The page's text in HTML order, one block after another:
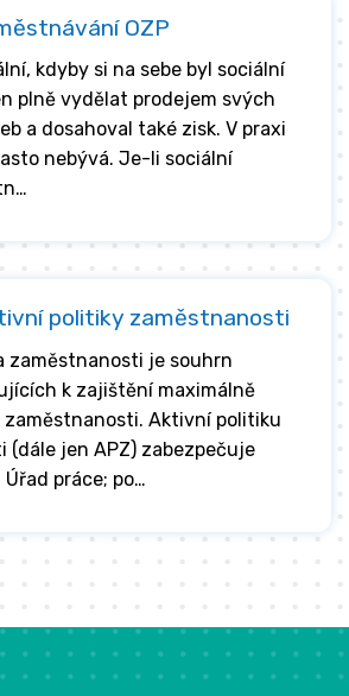
OZP
kdyby si na sebe byl sociální
plně vydělat prodejem svých
a dosahoval také zisk. V praxi
nebývá. Je-li sociální
politiky zaměstnanosti
zaměstnanosti je souhrn
k zajištění maximálně
zaměstnanosti. Aktivní politiku
(dále jen APZ) zabezpečuje
práce; po…